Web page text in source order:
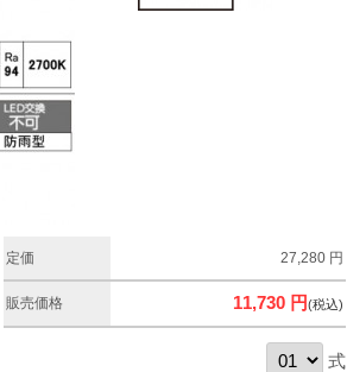
定価 27,280 円
販売価格 11,730 円(税込)
式